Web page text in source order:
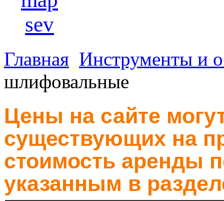
Главная Инструменты и
шлифовальные
Цены на сайте
существующих на
стоимость аренды
указанным в